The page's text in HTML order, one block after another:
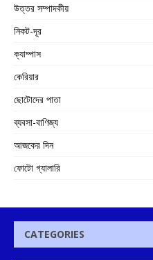
উত্তর সম্পাদকীয়
নিকট-দূর
ক্যাম্পাস
কেরিয়ার
ছোটোদের পাতা
ব্যবসা-বাণিজ্য
আজকের দিন
ফোটো গ্যালারি
CATEGORIES